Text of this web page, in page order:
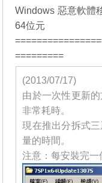
Windows 惡意軟體
64位元
=========
(2013/07/17)
由於一次性更新
非常耗時。
現在推出分拆式
量的時間。
注意：每安裝完一